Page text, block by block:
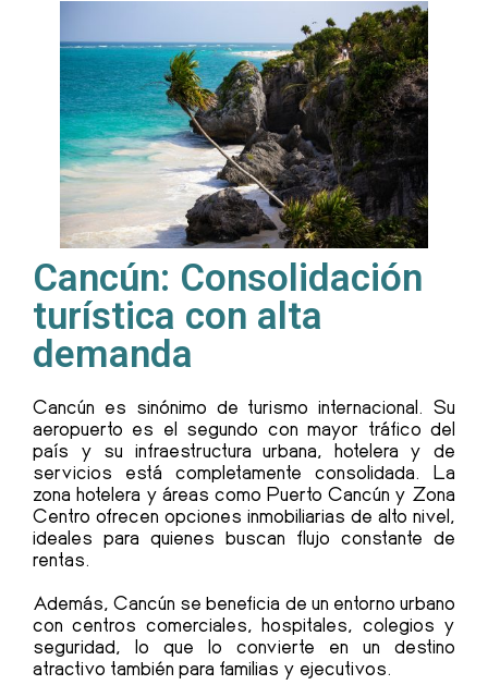
Cancún: Consolidación
turística con alta
demanda
Cancún es sinónimo de turismo internacional. Su
aeropuerto es el segundo con mayor tráfico del
país y su infraestructura urbana, hotelera y de
servicios está completamente consolidada. La
zona hotelera y áreas como Puerto Cancún y Zona
Centro ofrecen opciones inmobiliarias de alto nivel,
ideales para quienes buscan flujo constante de
rentas.
Además, Cancún se beneficia de un entorno urbano
con centros comerciales, hospitales, colegios y
seguridad, lo que lo convierte en un destino
atractivo también para familias y ejecutivos.